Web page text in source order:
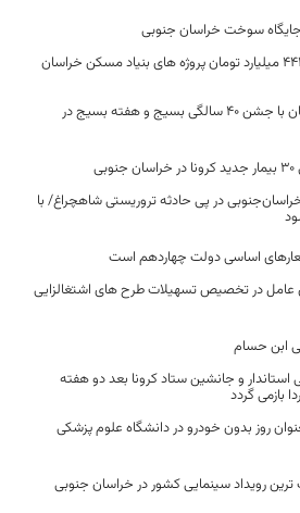
به مناسبت دهه فجر افتتاح ۴۴۴ میلیارد تومان پروژه های بنیاد مسکن خراسان
۱۵ عنوان برنامه محوری همزمان با جشن ۴۰ سالگی بسیج و هفته بسیج در
در پی حادثه تروریستی شاهچراغ/ با
اساسی دولت چهاردهم است
عامل در تخصیص تسهیلات طرح های اشتغالزایی
ابن حسام
و جانشین ستاد کرونا بعد دو هفته
بازمی گردد
روز بدون خودرو در دانشگاه علوم پزشکی